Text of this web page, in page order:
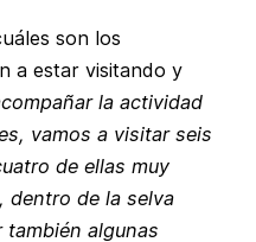
son los
a estar visitando y
la actividad
vamos a visitar seis
de ellas muy
dentro de la selva
algunas